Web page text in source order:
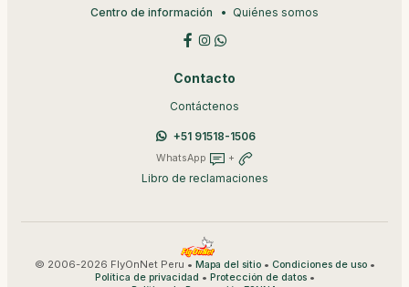
Centro de información Quiénes somos
Contacto
Contáctenos
+51 91518-1506
WhatsApp +
Libro de reclamaciones
© 2006-2026 FlyOnNet Peru • Mapa del sitio• Condiciones de uso•
Política de privacidad • Protección de datos•